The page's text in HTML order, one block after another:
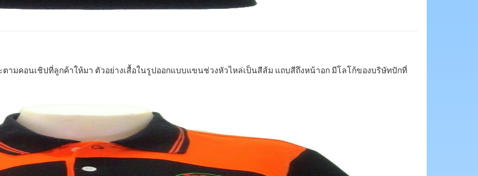
ามคอนเชิปที่ลูกค้าให้มา ตัวอย่างเสื้อในรูปออกแบบแขนช่วงหัวไหล่เป็นสีส้ม แถบสีถึงหน้าอก มีโลโก้ของบริษัทปักที่